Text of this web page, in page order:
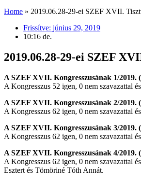
Home » 2019.06.28-29-ei SZEF XVII.
Frissítve: június 29, 2019
10:16 de.
2019.06.28-29-ei SZEF
A SZEF XVII. Kongresszusának 1/2019.
A Kongresszus 52 igen, 0 nem szavazattal
A SZEF XVII. Kongresszusának 2/2019.
A Kongresszus 62 igen, 0 nem szavazattal
A SZEF XVII. Kongresszusának 3/2019.
A Kongresszus 62 igen, 0 nem szavazattal
A SZEF XVII. Kongresszusának 4/2019.
A Kongresszus 62 igen, 0 nem szavazattal
Esztert és Tömöriné Tóth Annát.